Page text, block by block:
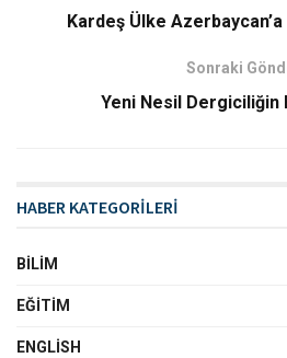
Kardeş Ülke
Sonraki
Yeni Nesil Dergiciliğin
HABER KATEGORİLERİ
BILIM
EĞITIM
ENGLISH